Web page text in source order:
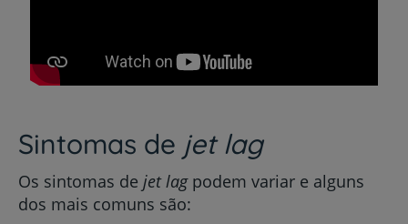
Sintomas de jet lag
Os sintomas de jet lagpodem variar e alguns
dos mais comuns são: